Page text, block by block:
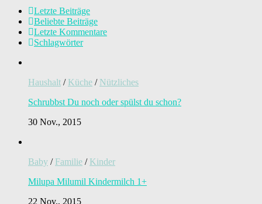
Letzte Beiträge
Beliebte Beiträge
Letzte Kommentare
Schlagwörter
Haushalt / Küche / Nützliches
Schrubbst Du noch oder spülst du schon?
30 Nov., 2015
Baby / Familie / Kinder
Milupa Milumil Kindermilch 1+
22 Nov., 2015